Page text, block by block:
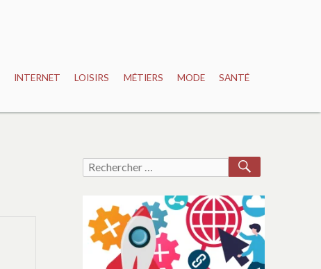
INTERNET LOISIRS MÉTIERS MODE SANTÉ
Recherche